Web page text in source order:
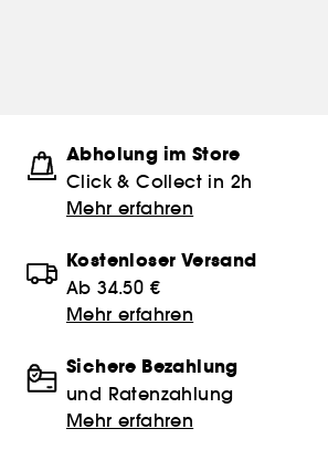
Abholung im Store
Click & Collect in 2h
Mehr erfahren
Kostenloser Versand
Ab 34.50 €
Mehr erfahren
Sichere Bezahlung
und Ratenzahlung
Mehr erfahren